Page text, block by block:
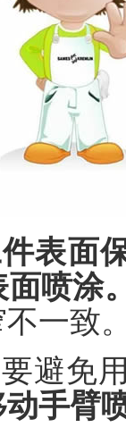
表面
面喷涂
一致
避免
手臂